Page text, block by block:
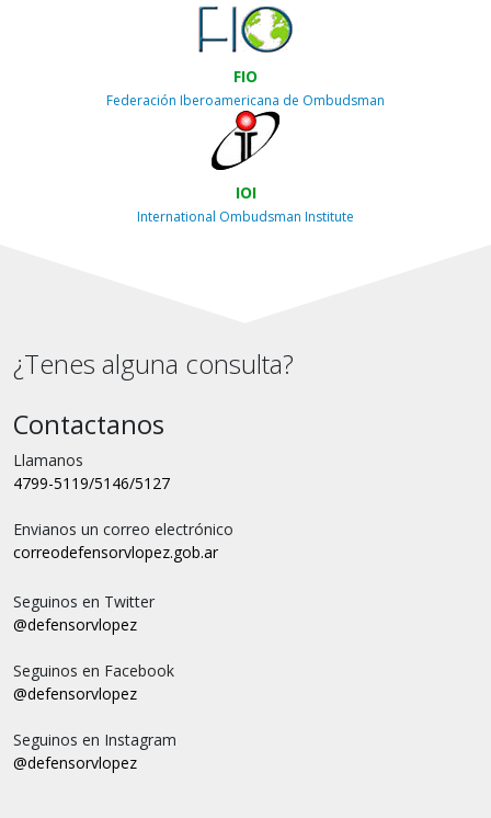
FIO
Federación Iberoamericana de Ombudsman
IOI
International Ombudsman Institute
¿Tenes alguna consulta?
Contactanos
Llamanos
4799-5119/5146/5127
Envianos un correo electrónico
correodefensorvlopez.gob.ar
Seguinos en Twitter
@defensorvlopez
Seguinos en Facebook
@defensorvlopez
Seguinos en Instagram
@defensorvlopez